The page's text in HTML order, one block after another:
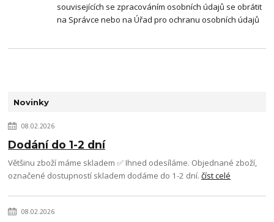
Novinky
08.02.2026
Dodání do 1-2 dní
Většinu zboží máme skladem ✅ Ihned odesíláme. Objednané zboží,
označené dostupností skladem dodáme do 1-2 dní.číst celé
08.02.2026
souvisejících se zpracováním osobních údajů se obrátit
na Správce nebo na Úřad pro ochranu osobních údajů